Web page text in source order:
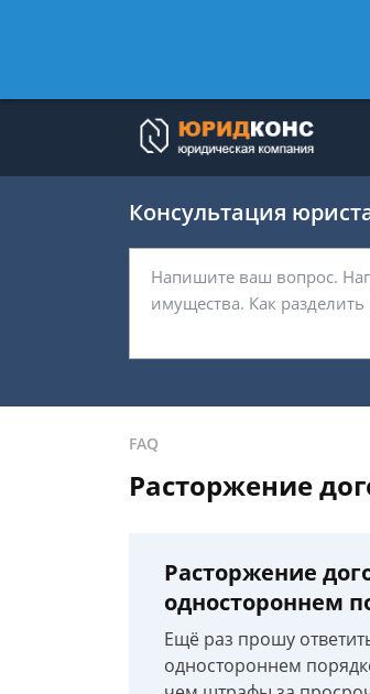
Консультация
FAQ
Расторжение
Расторжение
одностороннем
Ещё раз прошу
одностороннем